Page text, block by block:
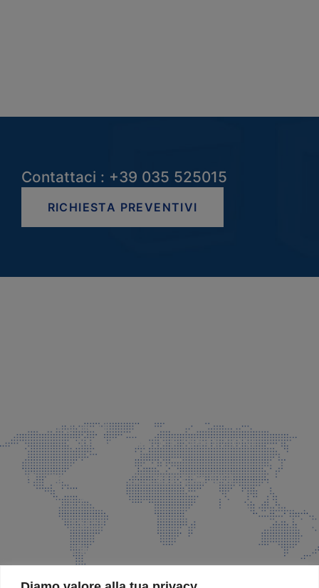
Contattaci : +39 035 525015
RICHIESTA PREVENTIVI
info@faeg.it
COMMERCIALE E SPEDIZIONI
Via Padre Elzi, 32 Grassobbio (BG)
035 525015
035 335037
info@faeg.it
SITE MAP